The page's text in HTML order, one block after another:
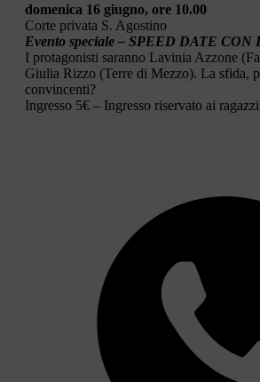
domenica 16 giugno, ore 10.00
Corte privata S. Agostino
Evento speciale – SPEED DATE CON
I protagonisti saranno Lavinia Azzone
Giulia Rizzo (Terre di Mezzo). La sfida,
convincenti?
Ingresso 5€ – Ingresso riservato ai